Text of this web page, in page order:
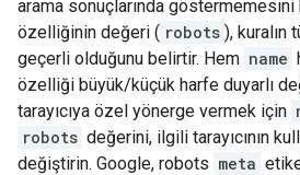
arama sonuçlarında göstermemesini
özelliğinin değeri ( robots ), kuralın
geçerli olduğunu belirtir. Hem name
özelliği büyük/küçük harfe duyarlı
tarayıcıya özel yönerge vermek için
robots değerini, ilgili tarayıcının
değiştirin. Google, robots meta